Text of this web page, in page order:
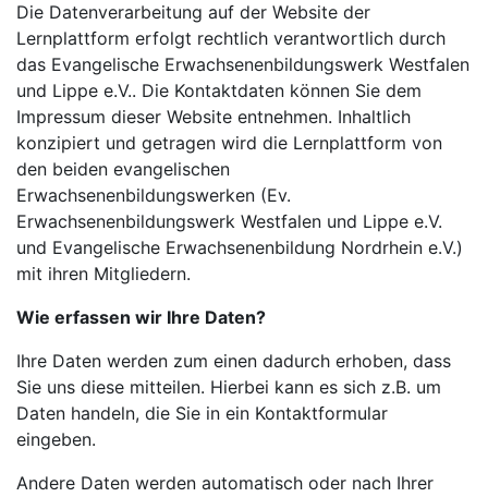
Die Datenverarbeitung auf der Website der
Lernplattform erfolgt rechtlich verantwortlich durch
das Evangelische Erwachsenenbildungswerk Westfalen
und Lippe e.V.. Die Kontaktdaten können Sie dem
Impressum dieser Website entnehmen. Inhaltlich
konzipiert und getragen wird die Lernplattform von
den beiden evangelischen
Erwachsenenbildungswerken (Ev.
Erwachsenenbildungswerk Westfalen und Lippe e.V.
und Evangelische Erwachsenenbildung Nordrhein e.V.)
mit ihren Mitgliedern.
Wie erfassen wir Ihre Daten?
Ihre Daten werden zum einen dadurch erhoben, dass
Sie uns diese mitteilen. Hierbei kann es sich z.B. um
Daten handeln, die Sie in ein Kontaktformular
eingeben.
Andere Daten werden automatisch oder nach Ihrer